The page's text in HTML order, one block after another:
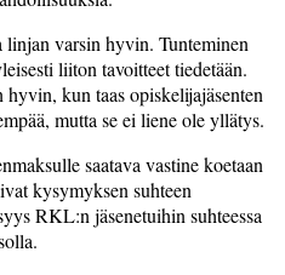
varsin hyvin. Tunteminen
liiton tavoitteet tiedetään.
kun taas opiskelijajäsenten
mutta se ei liene ole yllätys.
saatava vastine koetaan
kysymyksen suhteen
RKL:n jäsenetuihin suhteessa